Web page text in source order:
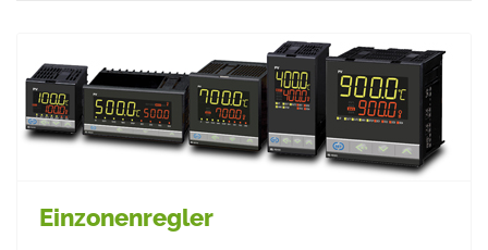
Einzonenregler